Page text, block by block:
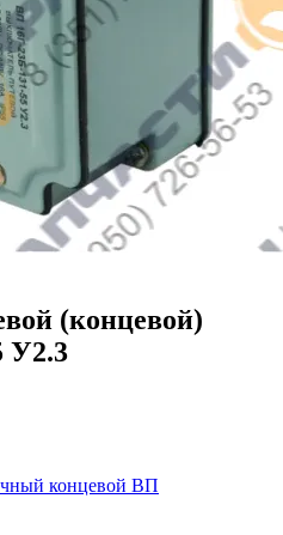
(концевой)
У2.3
концевой ВП